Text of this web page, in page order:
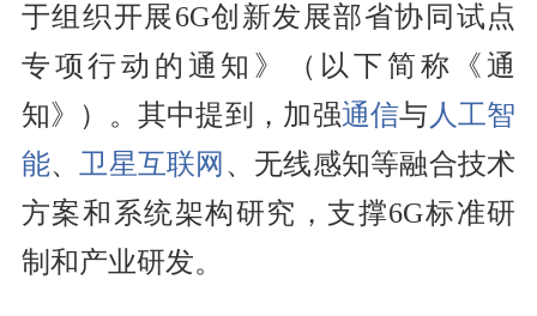
于组织开展6G创新发展部省协同试点
专项行动的通知》（以下简称《通
知》）。其中提到，加强通信与 人工智
能、卫星互联网 、无线感知等融合技术
方案和系统架构研究，支撑6G标准研
制和产业研发。